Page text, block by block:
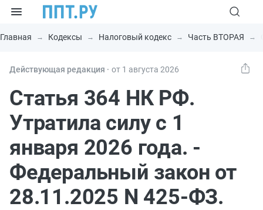
Главная Кодексы Налоговый кодекс Часть ВТОРАЯ
Действующая редакция ⸱ от 1 августа 2026
Статья 364 НК РФ.
Утратила силу с 1
января 2026 года. -
Федеральный закон от
28.11.2025 N 425-ФЗ.